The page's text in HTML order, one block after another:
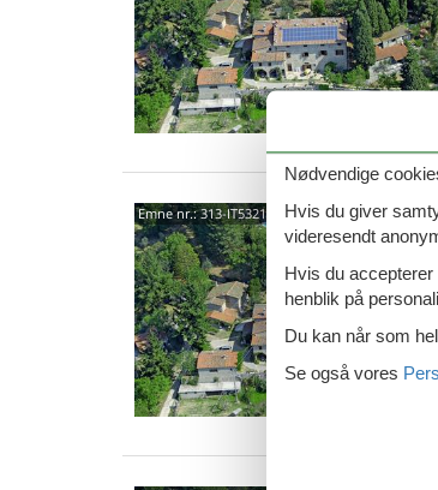
Emne nr.:313-IT5321.605.2
Nødvendige
Hvis du giver
videresendt
Hvis du
henblik på
Du kan når som
Se også vores